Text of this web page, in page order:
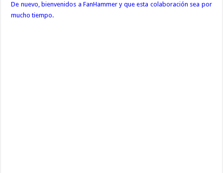
De nuevo, bienvenidos a FanHammer y que esta colaboración sea por
mucho tiempo.